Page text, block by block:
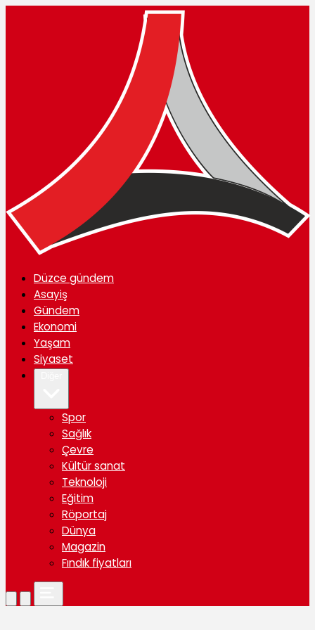
Düzce gündem
Asayiş
Gündem
Ekonomi
Yaşam
Siyaset
Spor
Sağlık
Çevre
Kültür sanat
Teknoloji
Eğitim
Röportaj
Dünya
Magazin
Fındık fiyatları